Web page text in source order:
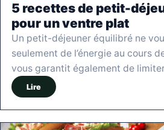
5 recettes de petit-
pour un ventre plat
Un petit-déjeuner équilibré ne
seulement de l’énergie au cours
vous garantit également de
Lire